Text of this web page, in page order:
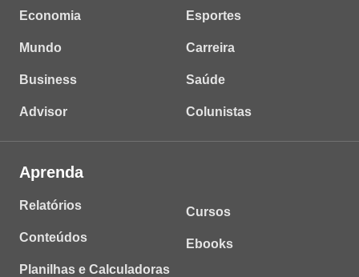
Economia
Mundo
Business
Advisor
Esportes
Carreira
Saúde
Colunistas
Aprenda
Relatórios
Conteúdos
Planilhas e Calculadoras
Cursos
Ebooks